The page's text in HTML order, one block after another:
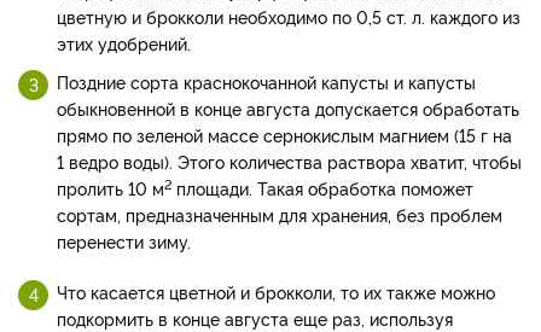
цветную и брокколи необходимо по 0,5 ст. л. каждого из
этих удобрений.
Поздние сорта краснокочанной капусты и капусты
обыкновенной в конце августа допускается обработать
прямо по зеленой массе сернокислым магнием (15 г на
1 ведро воды). Этого количества раствора хватит, чтобы
пролить 10 м2 площади. Такая обработка поможет
сортам, предназначенным для хранения, без проблем
перенести зиму.
Что касается цветной и брокколи, то их также можно
подкормить в конце августа еще раз, используя